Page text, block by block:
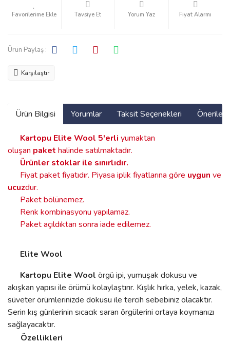
Tavsiye Et Yorum Yaz Fiyat Alarmı
Ürün Paylaş :
Karşılaştır
Ürün Bilgisi Yorumlar Taksit Seçenekleri
Kartopu Elite Wool 5'erli yumaktan
oluşan paket halinde satılmaktadır.
Ürünler stoklar ile sınırlıdır.
Fiyat paket fiyatıdır. Piyasa iplik fiyatlarına göre uygun ve
ucuzdur.
Paket bölünemez.
Renk kombinasyonu yapılamaz.
Paket açıldıktan sonra iade edilemez.
Elite Wool
Kartopu Elite Wool örgü ipi, yumuşak dokusu ve
akışkan yapısı ile örümü kolaylaştırır. Kışlık hırka, yelek, kazak,
süveter örümlerinizde dokusu ile tercih sebebiniz olacaktır.
Serin kış günlerinin sıcacık saran örgülerini ortaya koymanızı
sağlayacaktır.
Özellikleri